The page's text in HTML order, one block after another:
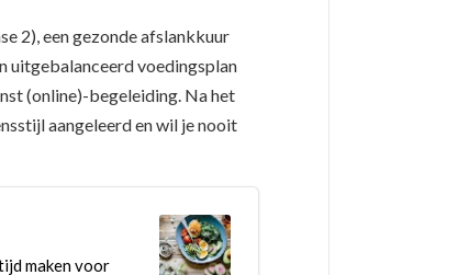
2), een gezonde afslankkuur
uitgebalanceerd voedingsplan
(online)-begeleiding. Na het
aangeleerd en wil je nooit
maken voor